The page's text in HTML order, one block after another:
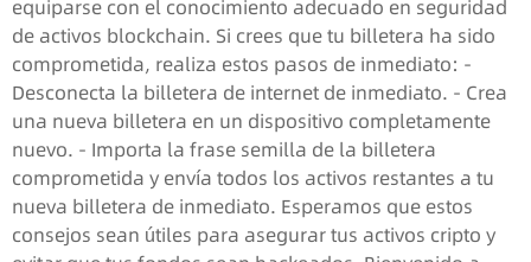
equiparse con el conocimiento adecuado en seguridad
de activos blockchain. Si crees que tu billetera ha sido
comprometida, realiza estos pasos de inmediato: -
Desconecta la billetera de internet de inmediato. - Crea
una nueva billetera en un dispositivo completamente
nuevo. - Importa la frase semilla de la billetera
comprometida y envía todos los activos restantes a tu
nueva billetera de inmediato. Esperamos que estos
consejos sean útiles para asegurar tus activos cripto y